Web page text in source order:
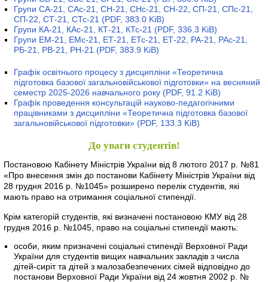
Групи СА-21, САс-21, СН-21, СНс-21, СН-22, СП-21, СПс-21,
СП-22, СТ-21, СТс-21 (PDF, 383.0 KiB)
Групи КА-21, КАс-21, КТ-21, КТс-21 (PDF, 336.3 KiB)
Групи ЕМ-21, ЕМс-21, ЕТ-21, ЕТс-21, ЕТ-22, РА-21, РАс-21,
РБ-21, РВ-21, РН-21 (PDF, 383.9 KiB)
Графік освітнього процесу з дисципліни «Теоретична
підготовка базової загальновійськової підготовки» на весняний
семестр 2025-2026 навчального року (PDF, 91.2 KiB)
Графік проведення консультацій науково-педагогічними
працівниками з дисципліни «Теоретична підготовка базової
загальновійськової підготовки» (PDF, 133.3 KiB)
До уваги студентів!
Постановою Кабінету Міністрів України від 8 лютого 2017 р. №81
«Про внесення змін до постанови Кабінету Міністрів України від
28 грудня 2016 р. №1045» розширено перелік студентів, які
мають право на отримання соціальної стипендії.
Крім категорій студентів, які визначені постановою КМУ від 28
грудня 2016 р. №1045, право на соціальні стипендії мають:
особи, яким призначені соціальні стипендії Верховної Ради
України для студентів вищих навчальних закладів з числа
дітей-сиріт та дітей з малозабезпечених сімей відповідно до
постанови Верховної Ради України від 24 жовтня 2002 р. №